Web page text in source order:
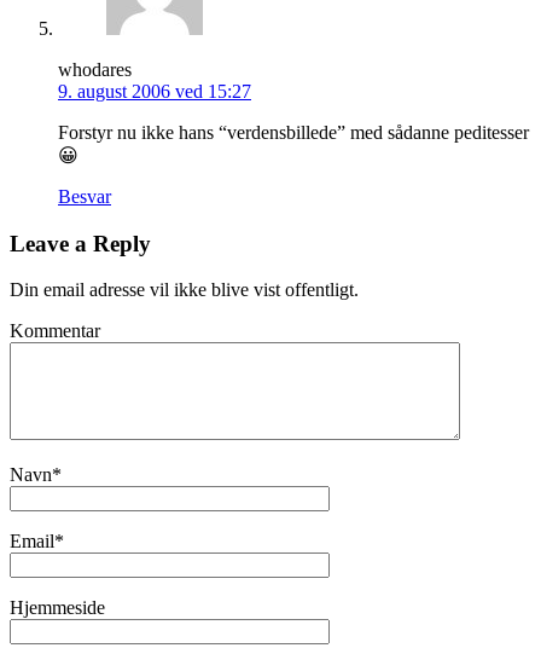
whodares
9. august 2006 ved 15:27
Forstyr nu ikke hans “verdensbillede” med sådanne peditesser
😀
Besvar
Leave a Reply
Din email adresse vil ikke blive vist offentligt.
Kommentar
Navn*
Email*
Hjemmeside